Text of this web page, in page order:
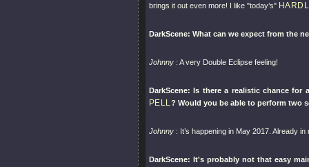
brings it out even more! I like "today’s"
DarkScene: What can we expect from the
Johnny : A very Double Eclipse feeling!
DarkScene: Is there a realistic chance for
PELL? Would you be able to perform two
Johnny : It’s happening in May 2017. Already
DarkScene: It's probably not that easy